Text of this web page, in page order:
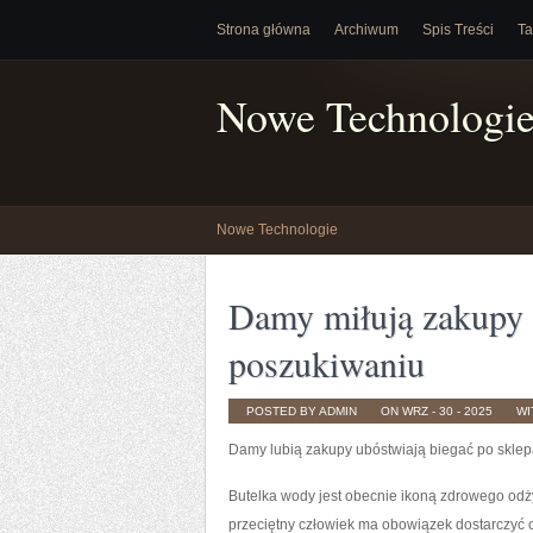
Strona główna Archiwum Spis Treści
Nowe
Nowe Technologie
Damy miłują
poszukiwaniu
POSTED BY ADMIN ON WRZ - 30 - 2025
Damy lubią zakupy ubóstwiają biegać po
Butelka wody jest obecnie ikoną zdrowego
przeciętny człowiek ma obowiązek